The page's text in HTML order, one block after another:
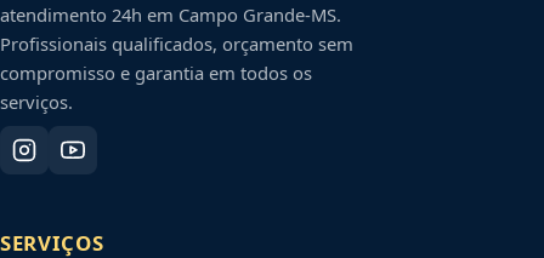
atendimento 24h em Campo Grande-MS.
Profissionais qualificados, orçamento sem
compromisso e garantia em todos os
serviços.
SERVIÇOS